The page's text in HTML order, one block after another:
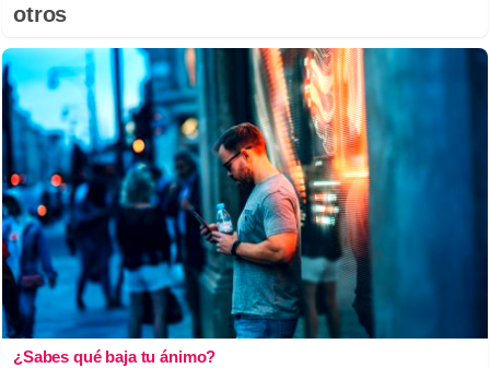
otros
¿Sabes qué baja tu ánimo?